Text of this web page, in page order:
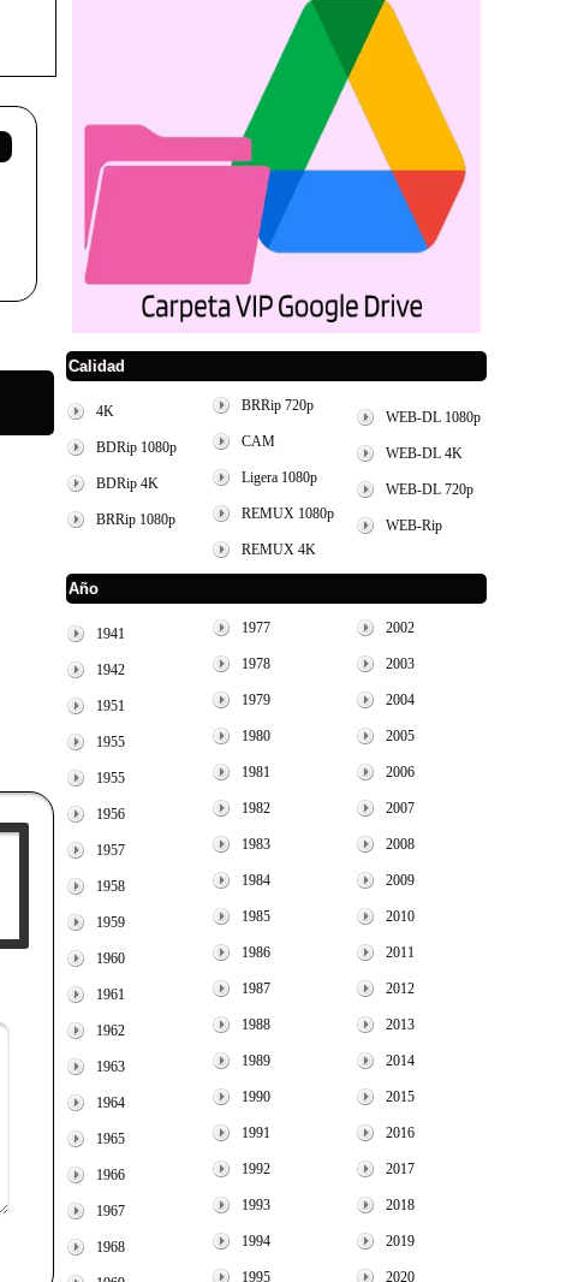
Calidad
4K
BDRip 1080p
BDRip 4K
BRRip 1080p
BRRip 720p
CAM
Ligera 1080p
REMUX 1080p
REMUX 4K
WEB-DL 1080p
WEB-DL 4K
WEB-DL 720p
WEB-Rip
Año
1941
1942
1951
1955
1955
1956
1957
1958
1959
1960
1961
1962
1963
1964
1965
1966
1967
1968
1977
1978
1979
1980
1981
1982
1983
1984
1985
1986
1987
1988
1989
1990
1991
1992
1993
1994
1995
2002
2003
2004
2005
2006
2007
2008
2009
2010
2011
2012
2013
2014
2015
2016
2017
2018
2019
2020